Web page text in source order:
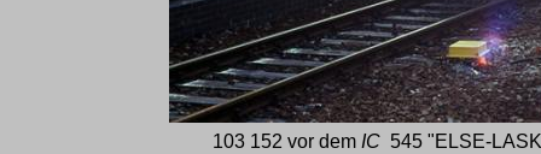
103 152 vor dem IC545 "ELSE-